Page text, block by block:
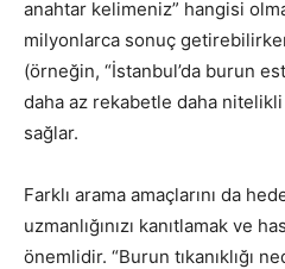
anahtar kelimeniz” hangisi
milyonlarca sonuç
(örneğin, “İstanbul’da burun
daha az rekabetle daha nitelikli
sağlar.
Farklı arama amaçlarını da
uzmanlığınızı kanıtlamak ve
önemlidir. “Burun tıkanıklığı